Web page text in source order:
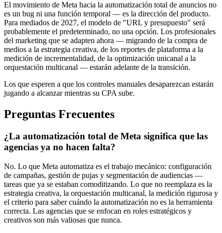
El movimiento de Meta hacia la automatización total de anuncios no
es un bug ni una función temporal — es la dirección del producto.
Para mediados de 2027, el modelo de "URL y presupuesto" será
probablemente el predeterminado, no una opción. Los profesionales
del marketing que se adapten ahora — migrando de la compra de
medios a la estrategia creativa, de los reportes de plataforma a la
medición de incrementalidad, de la optimización unicanal a la
orquestación multicanal — estarán adelante de la transición.
Los que esperen a que los controles manuales desaparezcan estarán
jugando a alcanzar mientras su CPA sube.
Preguntas Frecuentes
¿La automatización total de Meta significa que las
agencias ya no hacen falta?
No. Lo que Meta automatiza es el trabajo mecánico: configuración
de campañas, gestión de pujas y segmentación de audiencias —
tareas que ya se estaban comoditizando. Lo que no reemplaza es la
estrategia creativa, la orquestación multicanal, la medición rigurosa y
el criterio para saber cuándo la automatización no es la herramienta
correcta. Las agencias que se enfocan en roles estratégicos y
creativos son más valiosas que nunca.